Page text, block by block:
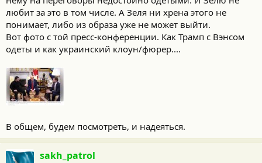
любит за это в том числе. А Зеля ни хрена этого не
понимает, либо из образа уже не может выйти.
Вот фото с той пресс-конференции. Как Трамп с Вэнсом
одеты и как украинский клоун/фюрер....
В общем, будем посмотреть, и надеяться.
sakh_patrol